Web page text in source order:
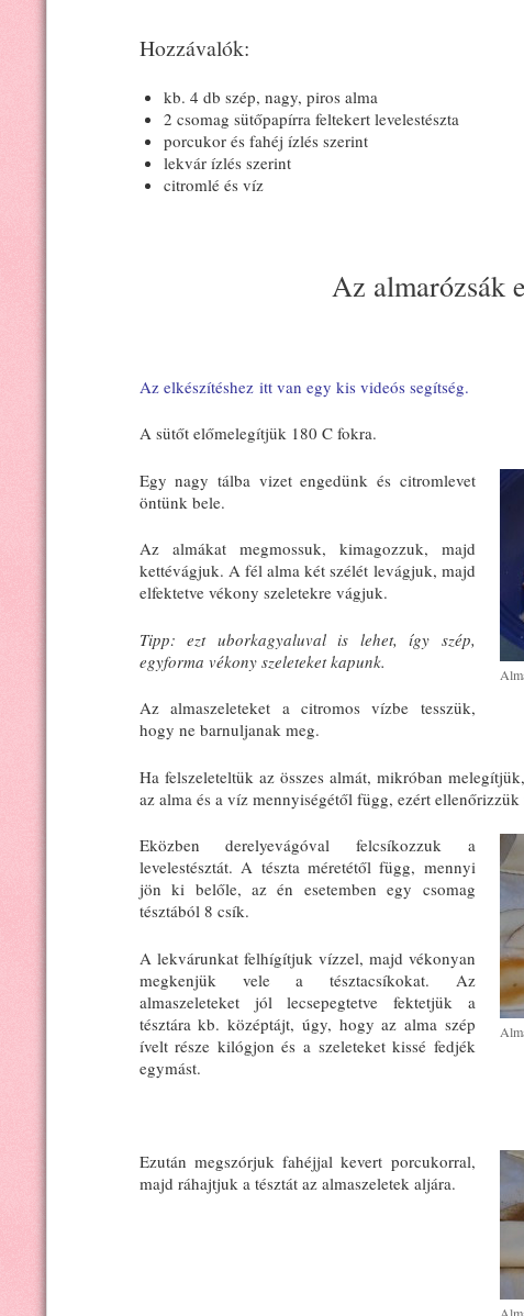
Hozzávalók:
kb. 4 db szép, nagy, piros alma
2 csomag sütőpapírra feltekert levelestészta
porcukor és fahéj ízlés szerint
lekvár ízlés szerint
citromlé és víz
Az almarózsák
Az elkészítéshez itt van egy kis videós segítség.
A sütőt előmelegítjük 180 C fokra.
Egy nagy tálba vizet engedünk és citromlevet
öntünk bele.
Az almákat megmossuk, kimagozzuk, majd
kettévágjuk. A fél alma két szélét levágjuk, majd
elfektetve vékony szeletekre vágjuk.
Tipp: ezt uborkagyaluval is lehet, így szép,
egyforma vékony szeleteket kapunk.
Az almaszeleteket a citromos vízbe tesszük,
hogy ne barnuljanak meg.
Ha felszeleteltük az összes almát, mikróban
az alma és a víz mennyiségétől függ, ezért
Eközben derelyevágóval felcsíkozzuk a
levelestésztát. A tészta méretétől függ, mennyi
jön ki belőle, az én esetemben egy csomag
tésztából 8 csík.
A lekvárunkat felhígítjuk vízzel, majd vékonyan
megkenjük vele a tésztacsíkokat. Az
almaszeleteket jól lecsepegtetve fektetjük a
tésztára kb. középtájt, úgy, hogy az alma szép
ívelt része kilógjon és a szeleteket kissé fedjék
egymást.
Ezután megszórjuk fahéjjal kevert porcukorral,
majd ráhajtjuk a tésztát az almaszeletek aljára.